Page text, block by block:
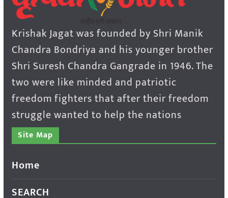
Krishak Jagat was founded by Shri Manik
Chandra Bondriya and his younger brother
Shri Suresh Chandra Gangrade in 1946. The
two were like minded and patriotic
freedom fighters that after their freedom
struggle wanted to help the nations
Site Map
Home
SEARCH